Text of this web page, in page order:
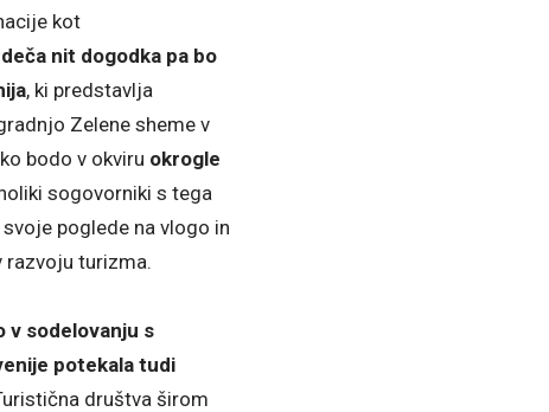
kot
nit dogodka pa bo
, ki predstavlja
Zelene sheme v
bodo v okviru okrogle
sogovorniki s tega
poglede na vlogo in
turizma.
v sodelovanju s
potekala tudi
društva širom